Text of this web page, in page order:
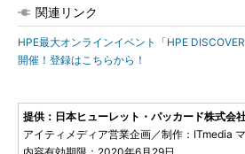
関連リンク
HPE最大オンラインイベント「HPE DISCOVER
開催！登録はこちらから！
提供：日本ヒューレット・パッカード株式会
アイティメディア営業企画／制作：ITmedia